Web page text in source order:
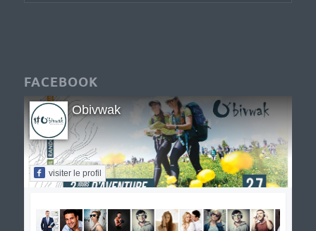
FACEBOOK
Obivwak
visiter le profil